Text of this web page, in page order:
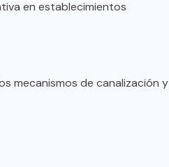
en establecimientos
mecanismos de canalización y